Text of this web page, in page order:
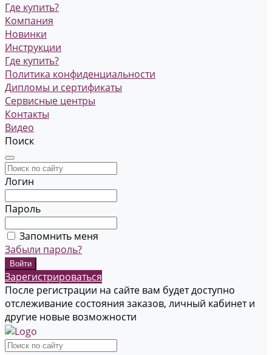
Где купить?
Компания
Новинки
Инструкции
Где купить?
Политика конфиденциальности
Дипломы и сертификаты
Сервисные центры
Контакты
Видео
Поиск
Логин
Пароль
Запомнить меня
Забыли пароль?
Зарегистрироваться
После регистрации на сайте вам будет доступно
отслеживание состояния заказов, личный кабинет и
другие новые возможности